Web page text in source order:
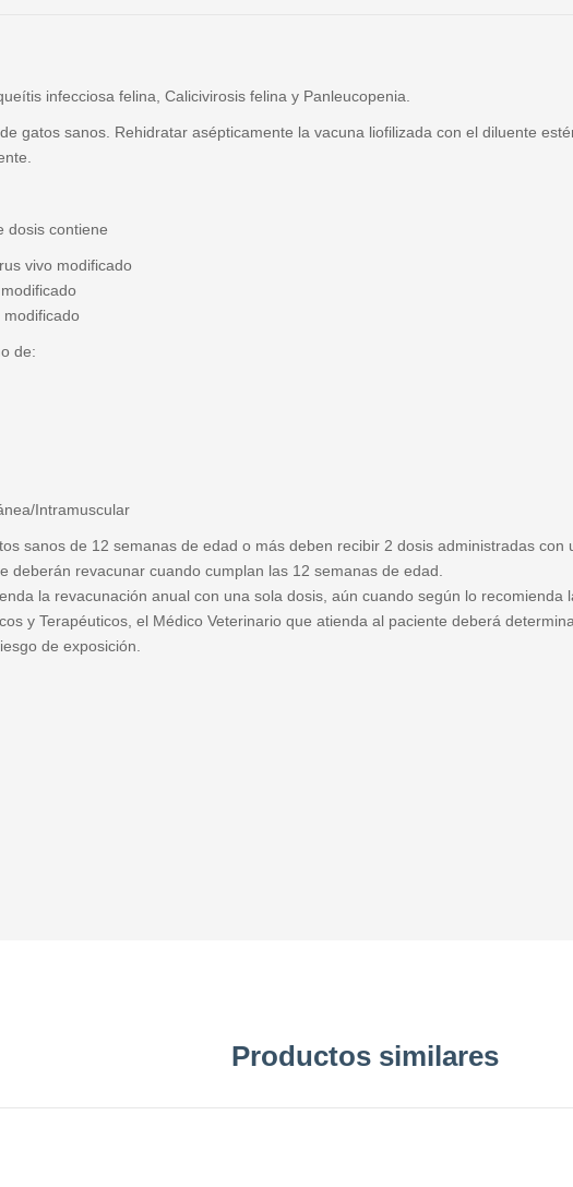
infecciosa felina, Calicivirosis felina y Panleucopenia.
gatos sanos. Rehidratar asépticamente la vacuna liofilizada con el diluente
dosis contiene
vivo modificado
modificado
de:
Intramuscular
sanos de 12 semanas de edad o más deben recibir 2 dosis administradas
deberán revacunar cuando cumplan las 12 semanas de edad.
la revacunación anual con una sola dosis, aún cuando según lo recomienda
y Terapéuticos, el Médico Veterinario que atienda al paciente deberá
de exposición.
Productos similares